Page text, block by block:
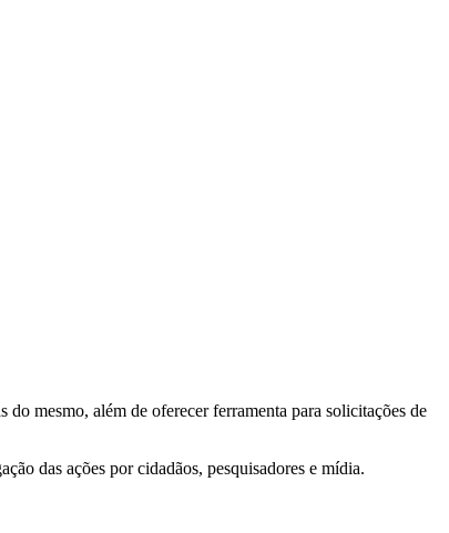
mesmo, além de oferecer ferramenta para solicitações de
das ações por cidadãos, pesquisadores e mídia.